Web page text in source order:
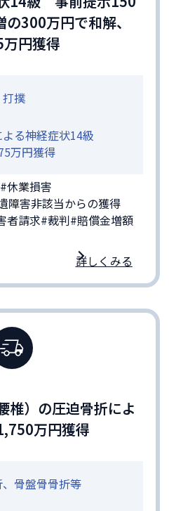
300万円で和解、
円獲得
撲
る神経症状14級
万円獲得
#休業損害
障害非該当からの獲得
者請求#裁判#賠償金増額
詳しくみる
）の圧迫骨折によ
万円獲得
骨盤骨骨折等